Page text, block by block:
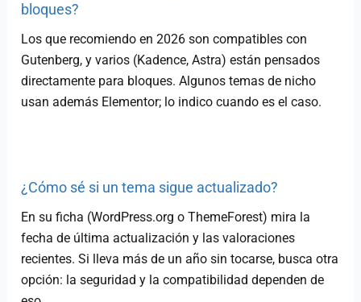
bloques?
Los que recomiendo en 2026 son compatibles con
Gutenberg, y varios (Kadence, Astra) están pensados
directamente para bloques. Algunos temas de nicho
usan además Elementor; lo indico cuando es el caso.
¿Cómo sé si un tema sigue actualizado?
En su ficha (WordPress.org o ThemeForest) mira la
fecha de última actualización y las valoraciones
recientes. Si lleva más de un año sin tocarse, busca otra
opción: la seguridad y la compatibilidad dependen de